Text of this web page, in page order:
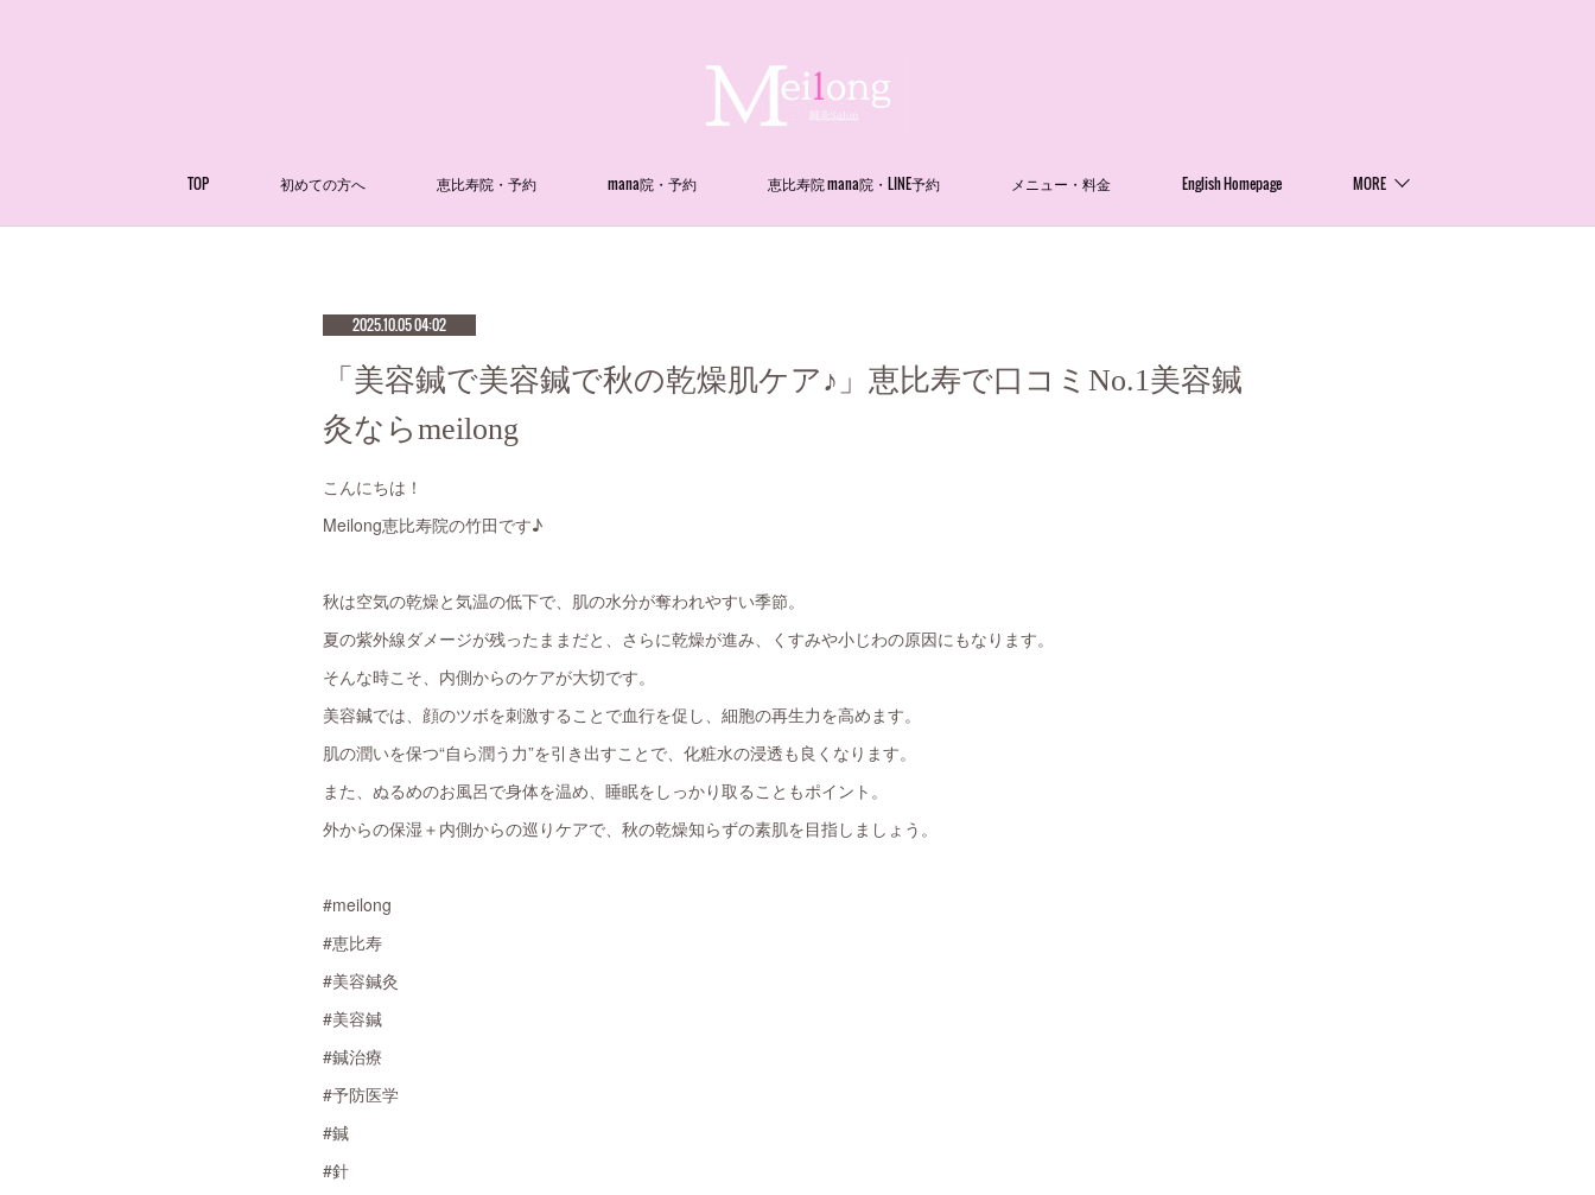
TOP 初めての方へ 恵比寿院・予約 mana院・予約 恵比寿院 mana院・LINE予約 メニュー・料金 English Homepage MORE
2025.10.05 04:02
「美容鍼で美容鍼で秋の乾燥肌ケア♪」恵比寿で口コミNo.1美容鍼
灸ならmeilong
こんにちは！
Meilong恵比寿院の竹田です♪
秋は空気の乾燥と気温の低下で、肌の水分が奪われやすい季節。
夏の紫外線ダメージが残ったままだと、さらに乾燥が進み、くすみや小じわの原因にもなります。
そんな時こそ、内側からのケアが大切です。
美容鍼では、顔のツボを刺激することで血行を促し、細胞の再生力を高めます。
肌の潤いを保つ“自ら潤う力”を引き出すことで、化粧水の浸透も良くなります。
また、ぬるめのお風呂で身体を温め、睡眠をしっかり取ることもポイント。
外からの保湿＋内側からの巡りケアで、秋の乾燥知らずの素肌を目指しましょう。
#meilong
#恵比寿
#美容鍼灸
#美容鍼
#鍼治療
#予防医学
#鍼
#針